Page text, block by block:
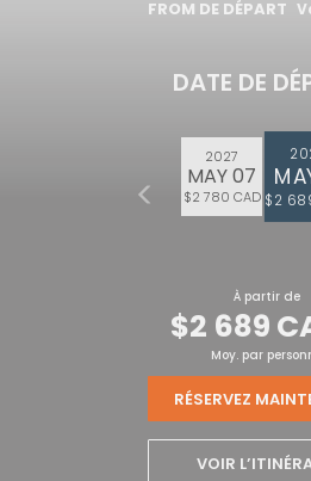
FROM DE DÉPART
DATE DE
2027
MAY 07
$2 780 CAD $2
À partir de
$2 689
Moy. par
RÉSERVEZ
VOIR